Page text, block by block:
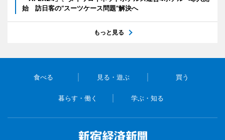
始 訪日客の“スーツケース問題”解決へ
もっと見る
食べる 見る・遊ぶ 買う
暮らす・働く 学ぶ・知る